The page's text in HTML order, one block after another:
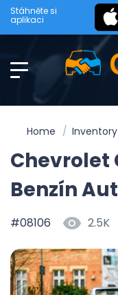
Stáhněte si
aplikaci
Home Inventory
Chevrolet
Benzín
#08106 2.5K